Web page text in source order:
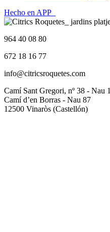
Hecho en APP_
964 40 08 80
672 18 16 77
info@citricsroquetes.com
Camí Sant Gregori, nº 38 - Nau 1
Camí d’en Borras - Nau 87
12500 Vinaròs (Castellón)